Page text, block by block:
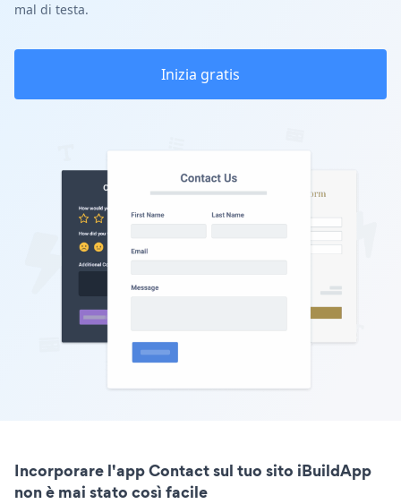
mal di testa.
Inizia gratis
Incorporare l'app Contact sul tuo sito iBuildApp
non è mai stato così facile